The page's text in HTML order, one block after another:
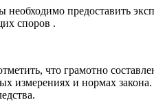
необходимо предоставить
споров .
что грамотно
измерениях и нормах